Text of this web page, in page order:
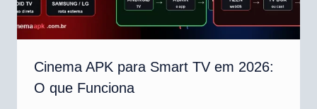
Cinema APK para Smart TV em 2026:
O que Funciona